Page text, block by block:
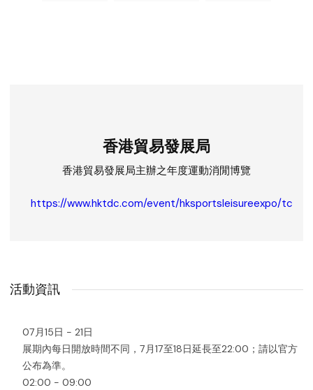
香港貿易發展局
香港貿易發展局主辦之年度運動消閒博覽
https://www.hktdc.com/event/hksportsleisureexpo/tc
活動資訊
07月15日 - 21日
展期內每日開放時間不同，7月17至18日延長至22:00；請以官方
公布為準。
02:00 - 09:00